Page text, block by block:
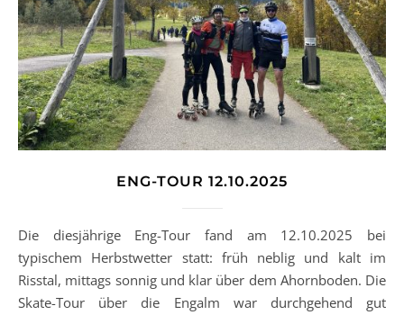
ENG-TOUR 12.10.2025
Die diesjährige Eng-Tour fand am 12.10.2025 bei
typischem Herbstwetter statt: früh neblig und kalt im
Risstal, mittags sonnig und klar über dem Ahornboden. Die
Skate-Tour über die Engalm war durchgehend gut